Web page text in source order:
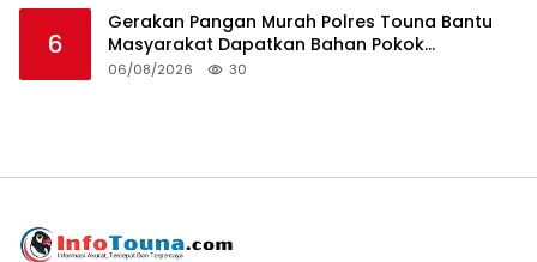
6
Gerakan Pangan Murah Polres Touna Bantu
Masyarakat Dapatkan Bahan Pokok
Terjangkau
06/08/2026 30